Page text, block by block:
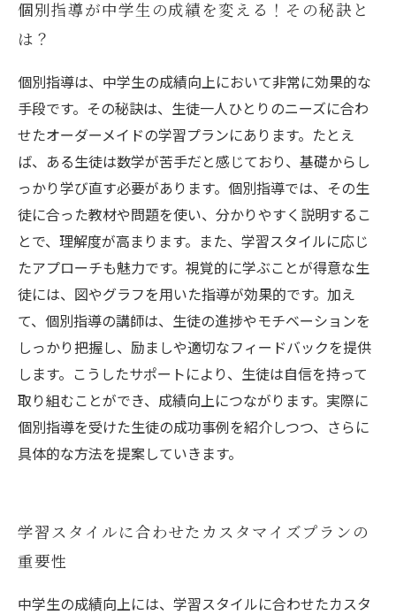
あなたにもできる！個別指導を活用した学習法
個別指導が中学生の成績を変える！その秘訣と
は？
個別指導は、中学生の成績向上において非常に効果的な
手段です。その秘訣は、生徒一人ひとりのニーズに合わ
せたオーダーメイドの学習プランにあります。たとえ
ば、ある生徒は数学が苦手だと感じており、基礎からし
っかり学び直す必要があります。個別指導では、その生
徒に合った教材や問題を使い、分かりやすく説明するこ
とで、理解度が高まります。また、学習スタイルに応じ
たアプローチも魅力です。視覚的に学ぶことが得意な生
徒には、図やグラフを用いた指導が効果的です。加え
て、個別指導の講師は、生徒の進捗やモチベーションを
しっかり把握し、励ましや適切なフィードバックを提供
します。こうしたサポートにより、生徒は自信を持って
取り組むことができ、成績向上につながります。実際に
個別指導を受けた生徒の成功事例を紹介しつつ、さらに
具体的な方法を提案していきます。
学習スタイルに合わせたカスタマイズプランの
重要性
中学生の成績向上には、学習スタイルに合わせたカスタ